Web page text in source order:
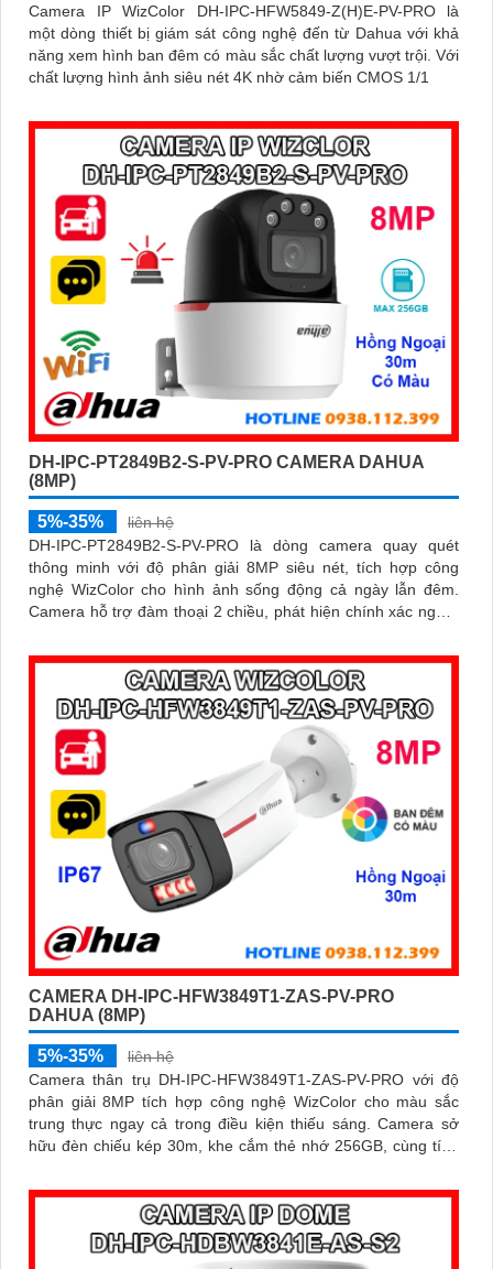
Camera IP WizColor DH-IPC-HFW5849-Z(H)E-PV-PRO là
một dòng thiết bị giám sát công nghệ đến từ Dahua với khả
năng xem hình ban đêm có màu sắc chất lượng vượt trội. Với
chất lượng hình ảnh siêu nét 4K nhờ cảm biến CMOS 1/1
DH-IPC-PT2849B2-S-PV-PRO CAMERA DAHUA
(8MP)
5%-35%
liên hệ
DH-IPC-PT2849B2-S-PV-PRO là dòng camera quay quét
thông minh với độ phân giải 8MP siêu nét, tích hợp công
nghệ WizColor cho hình ảnh sống động cả ngày lẫn đêm.
Camera hỗ trợ đàm thoại 2 chiều, phát hiện chính xác người
CAMERA DH-IPC-HFW3849T1-ZAS-PV-PRO
DAHUA (8MP)
5%-35%
liên hệ
Camera thân trụ DH-IPC-HFW3849T1-ZAS-PV-PRO với độ
phân giải 8MP tích hợp công nghệ WizColor cho màu sắc
trung thực ngay cả trong điều kiện thiếu sáng. Camera sở
hữu đèn chiếu kép 30m, khe cắm thẻ nhớ 256GB, cùng tính
sát hiệu quả và phản ứng kịp thời